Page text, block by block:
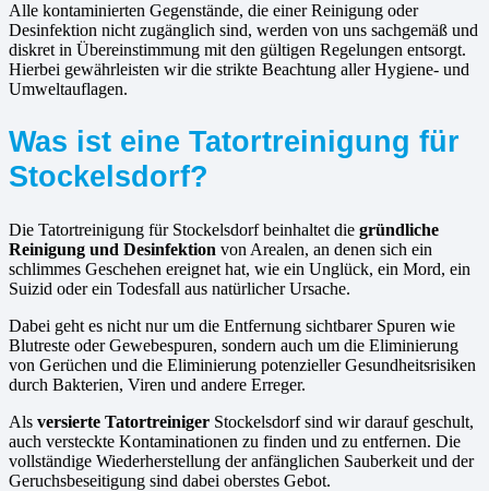
Alle kontaminierten Gegenstände, die einer Reinigung oder
Desinfektion nicht zugänglich sind, werden von uns sachgemäß und
diskret in Übereinstimmung mit den gültigen Regelungen entsorgt.
Hierbei gewährleisten wir die strikte Beachtung aller Hygiene- und
Umweltauflagen.
Was ist eine Tatortreinigung für
Stockelsdorf?
Die Tatortreinigung für Stockelsdorf beinhaltet die gründliche
Reinigung und Desinfektion von Arealen, an denen sich ein
schlimmes Geschehen ereignet hat, wie ein Unglück, ein Mord, ein
Suizid oder ein Todesfall aus natürlicher Ursache.
Dabei geht es nicht nur um die Entfernung sichtbarer Spuren wie
Blutreste oder Gewebespuren, sondern auch um die Eliminierung
von Gerüchen und die Eliminierung potenzieller Gesundheitsrisiken
durch Bakterien, Viren und andere Erreger.
Als versierte Tatortreiniger Stockelsdorf sind wir darauf geschult,
auch versteckte Kontaminationen zu finden und zu entfernen. Die
vollständige Wiederherstellung der anfänglichen Sauberkeit und der
Geruchsbeseitigung sind dabei oberstes Gebot.